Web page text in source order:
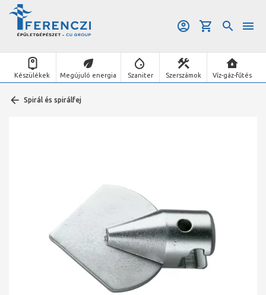
Készülékek Megújuló energia Szaniter Szerszámok Víz-gáz-fűtés
Spirál és spirálfej